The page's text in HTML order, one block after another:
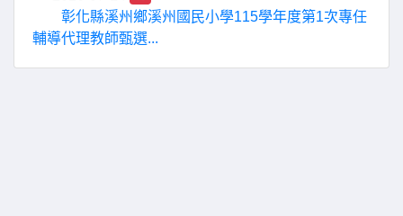
彰化縣溪州鄉溪州國民小學115學年度第1次專任
輔導代理教師甄選...